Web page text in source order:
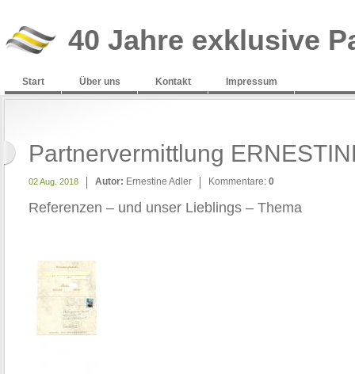
40 Jahre exklusive
Start Über uns Kontakt Impressum
Partnervermittlung
02 Aug. 2018 Autor: Ernestine Adler Kommentare: 0
Referenzen – und unser Lieblings – Thema